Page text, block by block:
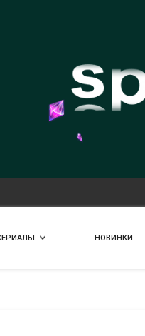
НОВИНКИ